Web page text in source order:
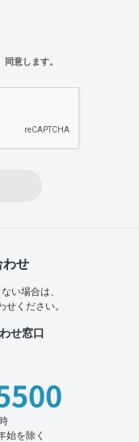
意します。
せ
い場合は、
ください。
せ窓口
始を除く